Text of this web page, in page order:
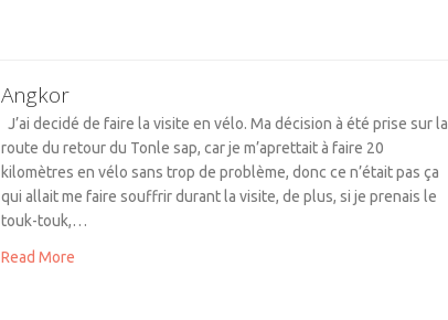
Angkor
J’ai decidé de faire la visite en vélo. Ma décision à été prise sur la
route du retour du Tonle sap, car je m’aprettait à faire 20
kilomètres en vélo sans trop de problème, donc ce n’était pas ça
qui allait me faire souffrir durant la visite, de plus, si je prenais le
touk-touk,…
Read More